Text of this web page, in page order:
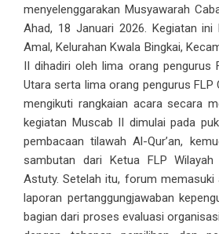
menyelenggarakan Musyawarah
Ahad, 18 Januari 2026. Kegiatan ini
Amal, Kelurahan Kwala Bingkai,
II dihadiri oleh lima orang pengurus
Utara serta lima orang pengurus FLP
mengikuti rangkaian acara secara
kegiatan Muscab II dimulai pada
pembacaan tilawah Al-Qur’an,
sambutan dari Ketua FLP
Astuty. Setelah itu, forum memasuki
laporan pertanggungjawaban
bagian dari proses evaluasi